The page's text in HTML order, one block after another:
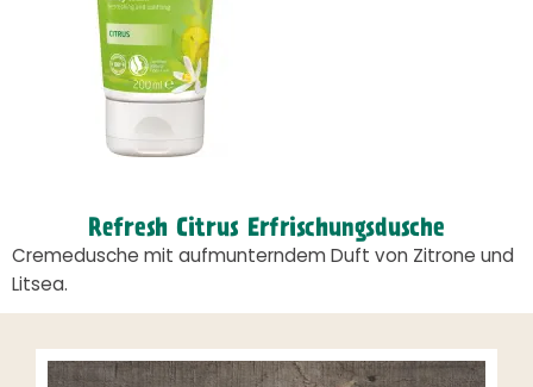
Refresh Citrus Erfrischungsdusche
Cremedusche mit aufmunterndem Duft von Zitrone und
Litsea.